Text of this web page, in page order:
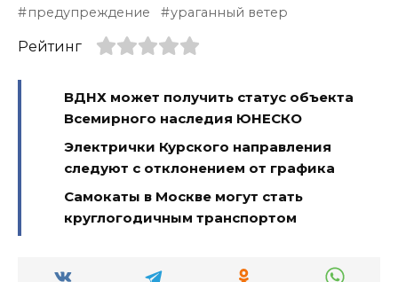
предупреждение
ураганный ветер
Рейтинг
ВДНХ может получить статус объекта
Всемирного наследия ЮНЕСКО
Электрички Курского направления
следуют с отклонением от графика
Самокаты в Москве могут стать
круглогодичным транспортом